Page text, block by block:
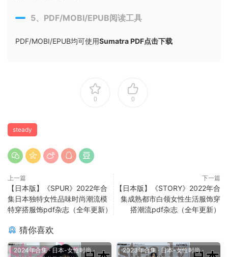
5、PDF/MOBI/EPUB阅读工具
PDF/MOBI/EPUB均可使用Sumatra PDF点击下载
0 0
steady
上一篇
【日本版】《SPUR》2022年合
集日本独特女性品味时尚潮流模
特穿搭服饰pdf杂志（全年更新）
下一篇
【日本版】《STORY》2022年合
集成熟都市白领女性生活服饰穿
搭潮流pdf杂志（全年更新）
猜你喜欢
2024年合集·日本-女性时尚·
2023年合集· 日本-女性时尚·